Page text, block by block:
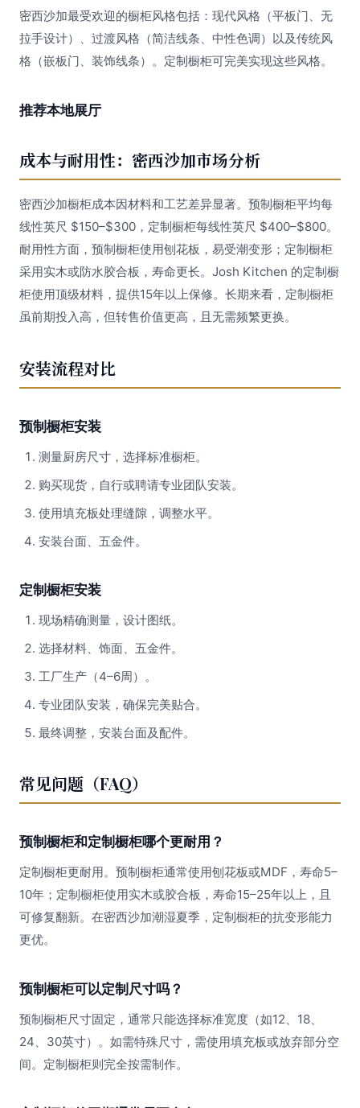
密西沙加最受欢迎的橱柜风格包括：现代风格（平板门、无
拉手设计）、过渡风格（简洁线条、中性色调）以及传统风
格（嵌板门、装饰线条）。定制橱柜可完美实现这些风格。
推荐本地展厅
成本与耐用性：密西沙加市场分析
密西沙加橱柜成本因材料和工艺差异显著。预制橱柜平均每
线性英尺 $150–$300，定制橱柜每线性英尺 $400–$800。
耐用性方面，预制橱柜使用刨花板，易受潮变形；定制橱柜
采用实木或防水胶合板，寿命更长。Josh Kitchen 的定制橱
柜使用顶级材料，提供15年以上保修。长期来看，定制橱柜
虽前期投入高，但转售价值更高，且无需频繁更换。
安装流程对比
预制橱柜安装
测量厨房尺寸，选择标准橱柜。
购买现货，自行或聘请专业团队安装。
使用填充板处理缝隙，调整水平。
安装台面、五金件。
定制橱柜安装
现场精确测量，设计图纸。
选择材料、饰面、五金件。
工厂生产（4–6周）。
专业团队安装，确保完美贴合。
最终调整，安装台面及配件。
常见问题（FAQ）
预制橱柜和定制橱柜哪个更耐用？
定制橱柜更耐用。预制橱柜通常使用刨花板或MDF，寿命5–
10年；定制橱柜使用实木或胶合板，寿命15–25年以上，且
可修复翻新。在密西沙加潮湿夏季，定制橱柜的抗变形能力
更优。
预制橱柜可以定制尺寸吗？
预制橱柜尺寸固定，通常只能选择标准宽度（如12、18、
24、30英寸）。如需特殊尺寸，需使用填充板或放弃部分空
间。定制橱柜则完全按需制作。